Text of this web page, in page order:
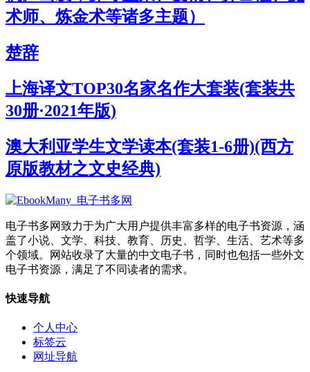
术师、炼金术等诸多主题）
楚辞
上海译文TOP30名家名作大套装(套装共
30册·2021年版)
澳大利亚学生文学读本(套装1-6册)(西方
原版教材之文史经典)
电子书多网致力于为广大用户提供丰富多样的电子书资源，涵
盖了小说、文学、科技、教育、历史、哲学、生活、艺术等多
个领域。网站收录了大量的中文电子书，同时也包括一些外文
电子书资源，满足了不同读者的需求。
快速导航
个人中心
标签云
网址导航